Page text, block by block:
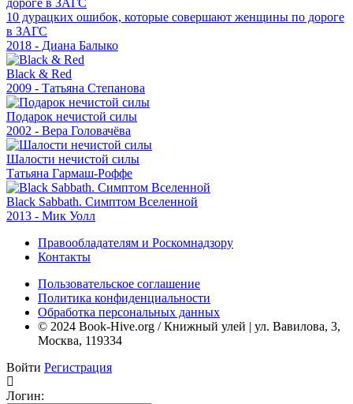
10 дурацких ошибок, которые совершают женщины по дороге
в ЗАГС
2018 - Диана Балыко
Black & Red
2009 - Татьяна Степанова
Подарок нечистой силы
2002 - Вера Головачёва
Шалости нечистой силы
Татьяна Гармаш-Роффе
Black Sabbath. Симптом Вселенной
2013 - Мик Уолл
Правообладателям и Роскомнадзору
Контакты
Пользовательское соглашение
Политика конфиденциальности
Обработка персональных данных
© 2024 Book-Hive.org / Книжный улей | ул. Вавилова, 3,
Москва, 119334
Войти Регистрация
Логин: